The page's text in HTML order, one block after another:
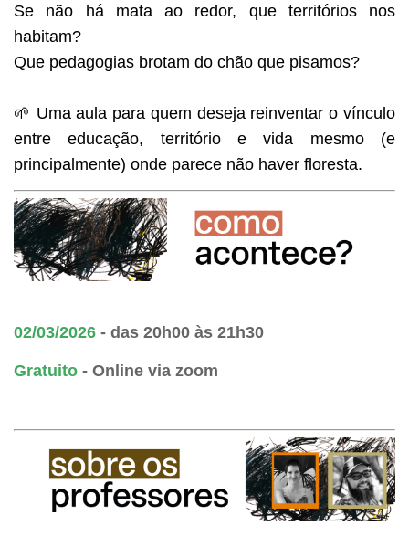
Se não há mata ao redor, que territórios nos
habitam?
Que pedagogias brotam do chão que pisamos?
🌱 Uma aula para quem deseja reinventar o vínculo
entre educação, território e vida mesmo (e
principalmente) onde parece não haver floresta.
02/03/2026 - das 20h00 às 21h30
Gratuito - Online via zoom